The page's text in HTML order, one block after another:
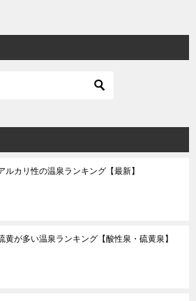
ルカリ性の温泉ランキング【最新】
黄が多い温泉ランキング【酸性泉・硫黄泉】